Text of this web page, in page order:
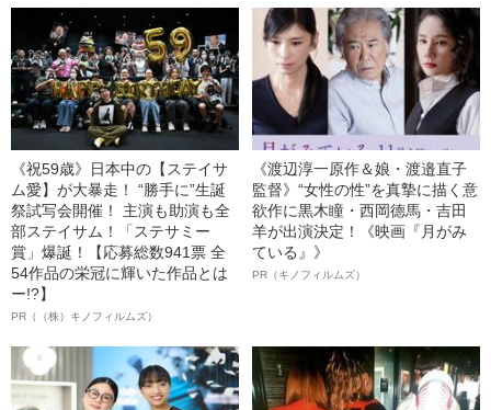
《祝59歳》日本中の【ステイサ
ム愛】が大暴走！ “勝手に”生誕
祭試写会開催！ 主演も助演も全
部ステイサム！「ステサミー
賞」爆誕！【応募総数941票 全
54作品の栄冠に輝いた作品とは
ー!?】
PR（（株）キノフィルムズ）
《渡辺淳一原作＆娘・渡邉直子
監督》“女性の性”を真摯に描く意
欲作に黒木瞳・西岡德馬・吉田
羊が出演決定！《映画『月がみ
ている』》
PR（キノフィルムズ）